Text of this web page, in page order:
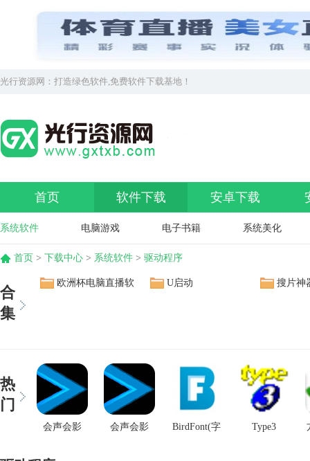
光行资源网：打造绿色软件,免费软件下载基地！
首页 软件下载 安卓下载
系统软件 电脑游戏 电子书籍 系统美化
首页 > 下载中心 > 系统软件 > 驱动程序
合
集
欧洲杯电脑直播软
U启动 搜片神
热
门
会声会影
会声会影
BirdFont(字
Type3